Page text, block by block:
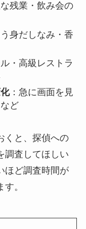
残業・飲み会の
身だしなみ・香
ル・高級レストラ
：急に画面を見
ど
くと、探偵への
調査してほしい
ほど調査時間が
。